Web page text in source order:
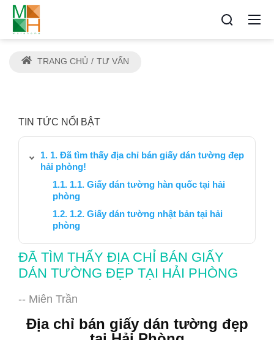
TRANG CHỦ TƯ VẤN
TIN TỨC NỔI BẬT
1. Đã tìm thấy địa chỉ bán giấy dán tường đẹp
hải phòng!
1.1. Giấy dán tường hàn quốc tại hải
phòng
1.2. Giấy dán tường nhật bản tại hải
phòng
ĐÃ TÌM THẤY ĐỊA CHỈ BÁN GIẤY
DÁN TƯỜNG ĐẸP TẠI HẢI PHÒNG
-- Miên Trần
Địa chỉ bán giấy dán tường đẹp